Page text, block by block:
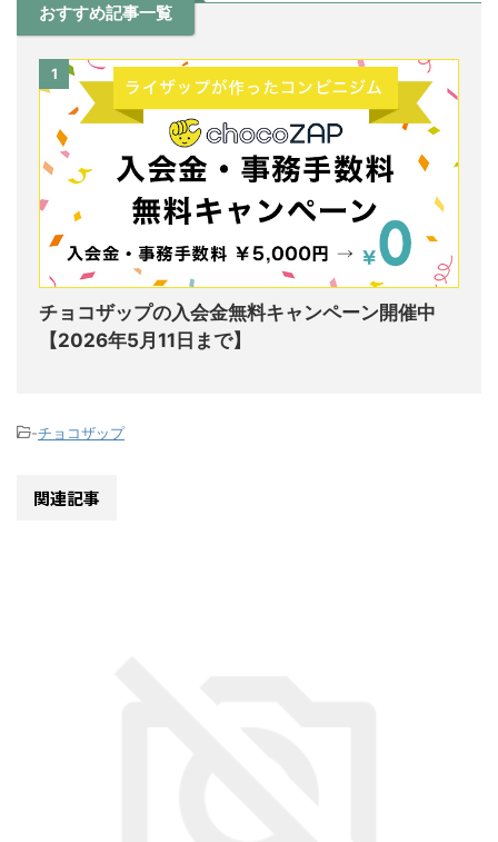
おすすめ記事一覧
1
チョコザップの入会金無料キャンペーン開催中
【2026年5月11日まで】
-チョコザップ
関連記事